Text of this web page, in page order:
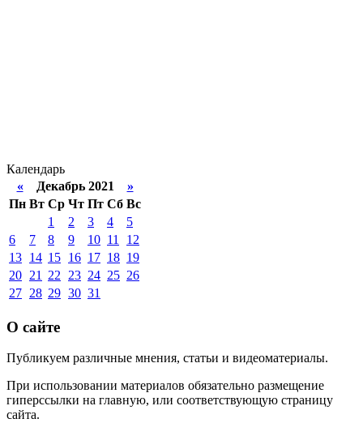
Календарь
«Декабрь 2021 »
Пн Вт Ср Чт Пт Сб Вс
1
2 3 4
5
6
7 8 9 10 11
12
13 14 15 16 17 18 19
20 21 22 23 24 25 26
27 28 29 30 31
О сайте
Публикуем различные мнения, статьи и видеоматериалы.
При использовании материалов обязательно размещение
гиперссылки на главную, или соответствующую страницу
сайта.